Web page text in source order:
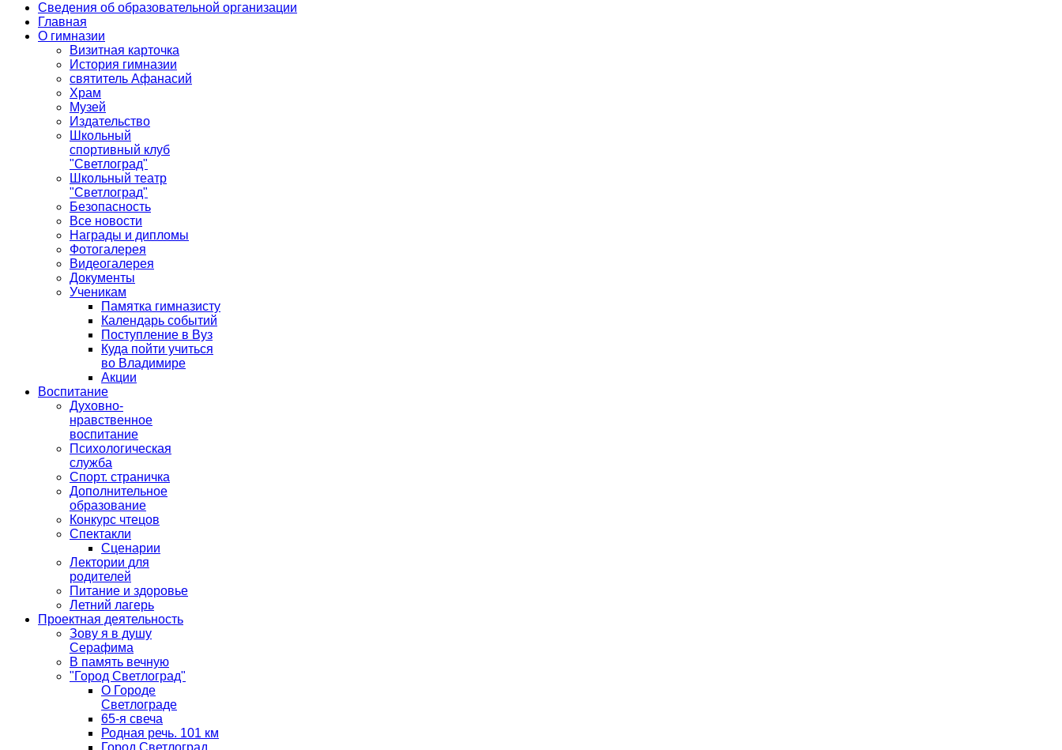
Сведения об образовательной организации
Главная
О гимназии
Визитная карточка
История гимназии
святитель Афанасий
Храм
Музей
Издательство
Школьный
спортивный клуб
"Светлоград"
Школьный театр
"Светлоград"
Безопасность
Все новости
Награды и дипломы
Фотогалерея
Видеогалерея
Документы
Ученикам
Памятка гимназисту
Календарь событий
Поступление в Вуз
Куда пойти учиться
во Владимире
Акции
Воспитание
Духовно-
нравственное
воспитание
Психологическая
служба
Спорт. страничка
Дополнительное
образование
Конкурс чтецов
Спектакли
Сценарии
Лектории для
родителей
Питание и здоровье
Летний лагерь
Проектная деятельность
Зову я в душу
Серафима
В память вечную
"Город Светлоград"
О Городе
Светлограде
65-я свеча
Родная речь. 101 км